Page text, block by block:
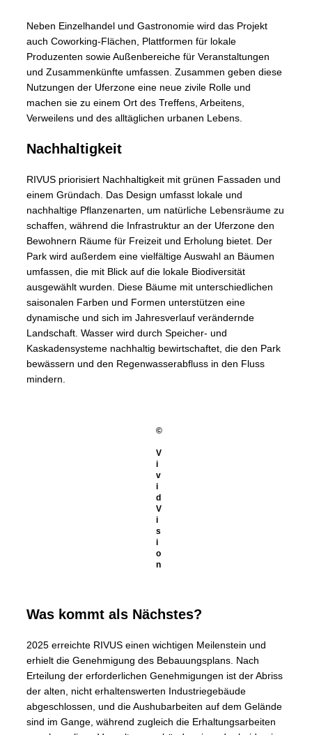
Neben Einzelhandel und Gastronomie wird das Projekt
auch Coworking-Flächen, Plattformen für lokale
Produzenten sowie Außenbereiche für Veranstaltungen
und Zusammenkünfte umfassen. Zusammen geben diese
Nutzungen der Uferzone eine neue zivile Rolle und
machen sie zu einem Ort des Treffens, Arbeitens,
Verweilens und des alltäglichen urbanen Lebens.
Nachhaltigkeit
RIVUS priorisiert Nachhaltigkeit mit grünen Fassaden und
einem Gründach. Das Design umfasst lokale und
nachhaltige Pflanzenarten, um natürliche Lebensräume zu
schaffen, während die Infrastruktur an der Uferzone den
Bewohnern Räume für Freizeit und Erholung bietet. Der
Park wird außerdem eine vielfältige Auswahl an Bäumen
umfassen, die mit Blick auf die lokale Biodiversität
ausgewählt wurden. Diese Bäume mit unterschiedlichen
saisonalen Farben und Formen unterstützen eine
dynamische und sich im Jahresverlauf verändernde
Landschaft. Wasser wird durch Speicher- und
Kaskadensysteme nachhaltig bewirtschaftet, die den Park
bewässern und den Regenwasserabfluss in den Fluss
mindern.
©
V
i
v
i
d
V
i
s
i
o
n
Was kommt als Nächstes?
2025 erreichte RIVUS einen wichtigen Meilenstein und
erhielt die Genehmigung des Bebauungsplans. Nach
Erteilung der erforderlichen Genehmigungen ist der Abriss
der alten, nicht erhaltenswerten Industriegebäude
abgeschlossen, und die Aushubarbeiten auf dem Gelände
sind im Gange, während zugleich die Erhaltungsarbeiten